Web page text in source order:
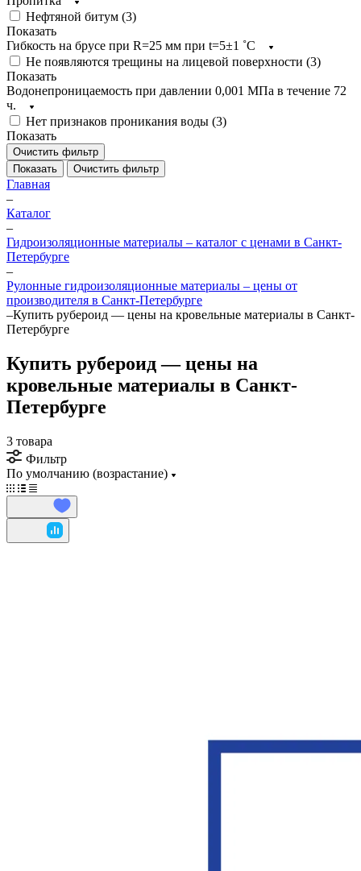
Нефтяной битум (3)
Показать
Гибкость на брусе при R=25 мм при t=5±1 ˚С
Не появляются трещины на лицевой поверхности (3)
Показать
Водонепроницаемость при давлении 0,001 МПа в течение 72
ч.
Нет признаков проникания воды (3)
Показать
Очистить фильтр
Показать
Очистить фильтр
Главная
–
Каталог
–
Гидроизоляционные материалы – каталог с ценами в Санкт-
Петербурге
–
Рулонные гидроизоляционные материалы – цены от
производителя в Санкт-Петербурге
–Купить рубероид — цены на кровельные материалы в Санкт-
Петербурге
Купить рубероид — цены на
кровельные материалы в Санкт-
Петербурге
3 товара
Фильтр
По умолчанию (возрастание)